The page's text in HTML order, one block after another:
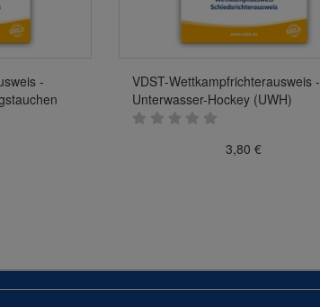
-
VDST-Wettkampfrichterausweis -
Unterwasser-Hockey (UWH)
3,80 €